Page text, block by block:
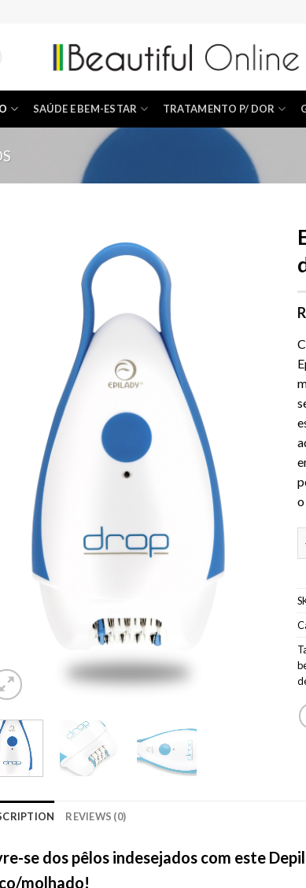
SAÚDE E BEM-ESTAR TRATAMENTO P/ DOR
REVIEWS (0)
se dos pêlos indesejados com este
molhado!